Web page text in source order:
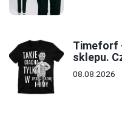
Timeforf
sklepu.
08.08.2026